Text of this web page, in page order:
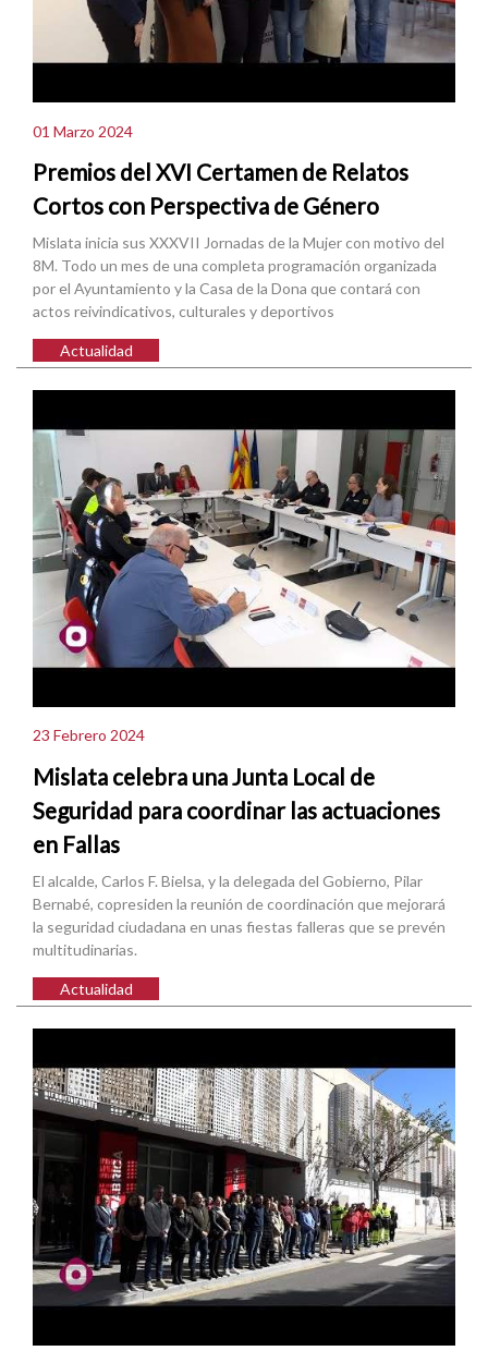
01 Marzo 2024
Premios del XVI Certamen de Relatos
Cortos con Perspectiva de Género
Mislata inicia sus XXXVII Jornadas de la Mujer con motivo del
8M. Todo un mes de una completa programación organizada
por el Ayuntamiento y la Casa de la Dona que contará con
actos reivindicativos, culturales y deportivos
Actualidad
23 Febrero 2024
Mislata celebra una Junta Local de
Seguridad para coordinar las actuaciones
en Fallas
El alcalde, Carlos F. Bielsa, y la delegada del Gobierno, Pilar
Bernabé, copresiden la reunión de coordinación que mejorará
la seguridad ciudadana en unas fiestas falleras que se prevén
multitudinarias.
Actualidad